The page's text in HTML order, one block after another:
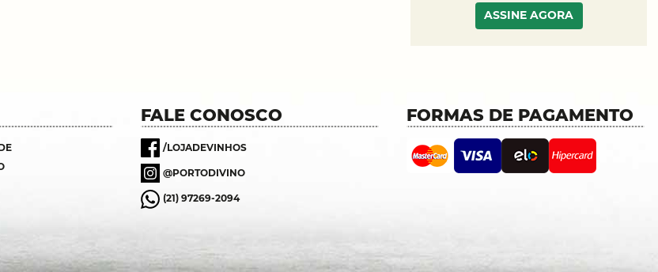
ASSINE AGORA
FALE CONOSCO
/LOJADEVINHOS
@PORTODIVINO
(21) 97269-2094
FORMAS DE PAGAMENTO